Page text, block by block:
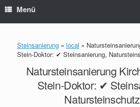
Menü
Steinsanierung » local »
Stein-Doktor: ✔ Steinsanierung,
Natursteinsanierung
Stein-Doktor: ✔